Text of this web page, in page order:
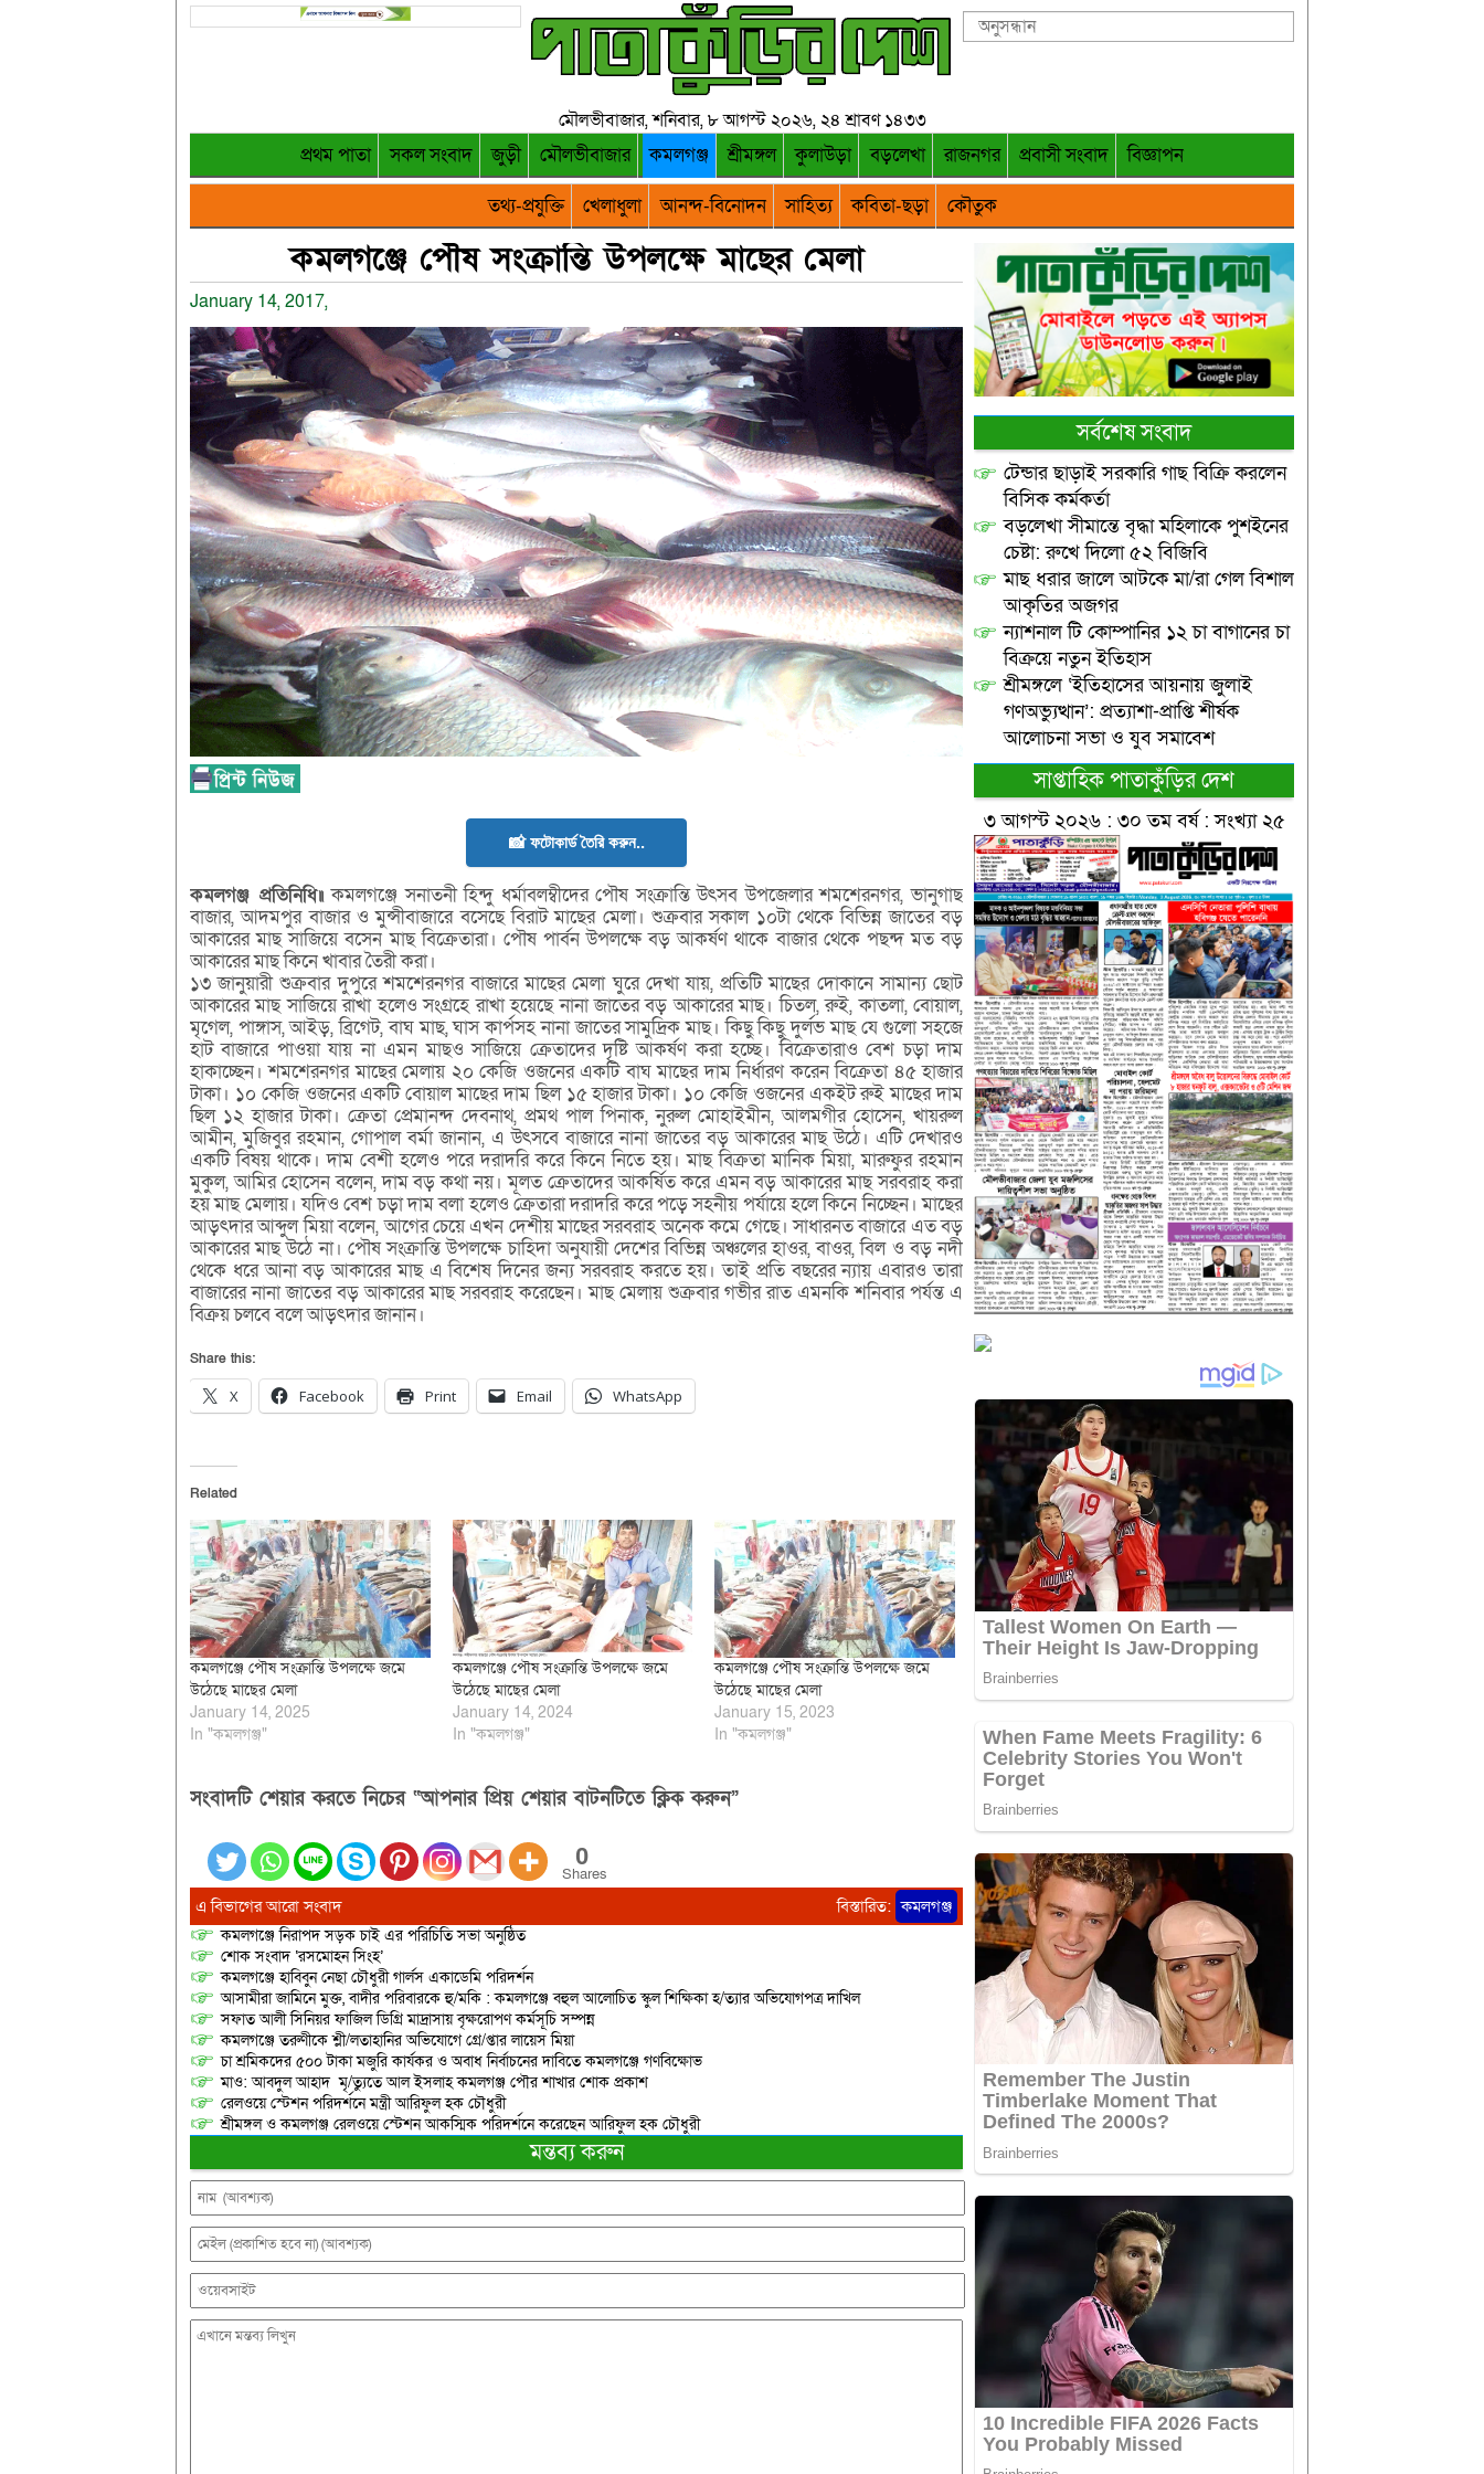
মৌলভীবাজার, শনিবার, ৮ আগস্ট ২০২৬, ২৪ শ্রাবণ ১৪৩৩
প্রথম পাতা সকল সংবাদ জুড়ী মৌলভীবাজার কমলগঞ্জ শ্রীমঙ্গল কুলাউড়া বড়লেখা রাজনগর প্রবাসী সংবাদ
বিজ্ঞাপন
তথ্য-প্রযুক্তি
খেলাধুলা আনন্দ-বিনোদন সাহিত্য কবিতা-ছড়া কৌতুক
কমলগঞ্জে পৌষ সংক্রান্তি উপলক্ষে মাছের মেলা
January 14, 2017,
📸 ফটোকার্ড তৈরি করুন..
কমলগঞ্জ প্রতিনিধি॥কমলগঞ্জে সনাতনী হিন্দু ধর্মাবলম্বীদের পৌষ সংক্রান্তি উৎসব উপজেলার শমশেরনগর, ভানুগাছ
বাজার, আদমপুর বাজার ও মুন্সীবাজারে বসেছে বিরাট মাছের মেলা। শুক্রবার সকাল ১০টা থেকে বিভিন্ন জাতের বড়
আকারের মাছ সাজিয়ে বসেন মাছ বিক্রেতারা। পৌষ পার্বন উপলক্ষে বড় আকর্ষণ থাকে বাজার থেকে পছন্দ মত বড়
আকারের মাছ কিনে খাবার তৈরী করা।
১৩ জানুয়ারী শুক্রবার দুপুরে শমশেরনগর বাজারে মাছের মেলা ঘুরে দেখা যায়, প্রতিটি মাছের দোকানে সামান্য ছোট
আকারের মাছ সাজিয়ে রাখা হলেও সংগ্রহে রাখা হয়েছে নানা জাতের বড় আকারের মাছ। চিতল, রুই, কাতলা, বোয়াল,
মৃগেল, পাঙ্গাস, আইড়, ব্রিগেট, বাঘ মাছ, ঘাস কার্পসহ নানা জাতের সামুদ্রিক মাছ। কিছু কিছু দুর্লভ মাছ যে গুলো সহজে
হাট বাজারে পাওয়া যায় না এমন মাছও সাজিয়ে ক্রেতাদের দৃষ্টি আকর্ষণ করা হচ্ছে। বিক্রেতারাও বেশ চড়া দাম
হাকাচ্ছেন। শমশেরনগর মাছের মেলায় ২০ কেজি ওজনের একটি বাঘ মাছের দাম নির্ধারণ করেন বিক্রেতা ৪৫ হাজার
টাকা। ১০ কেজি ওজনের একটি বোয়াল মাছের দাম ছিল ১৫ হাজার টাকা। ১০ কেজি ওজনের একইট রুই মাছের দাম
ছিল ১২ হাজার টাকা। ক্রেতা প্রেমানন্দ দেবনাথ, প্রমথ পাল পিনাক, নুরুল মোহাইমীন, আলমগীর হোসেন, খায়রুল
আমীন, মুজিবুর রহমান, গোপাল বর্মা জানান, এ উৎসবে বাজারে নানা জাতের বড় আকারের মাছ উঠে। এটি দেখারও
একটি বিষয় থাকে। দাম বেশী হলেও পরে দরাদরি করে কিনে নিতে হয়। মাছ বিক্রতা মানিক মিয়া, মারুফুর রহমান
মুকুল, আমির হোসেন বলেন, দাম বড় কথা নয়। মূলত ক্রেতাদের আকর্ষিত করে এমন বড় আকারের মাছ সরবরাহ করা
হয় মাছ মেলায়। যদিও বেশ চড়া দাম বলা হলেও ক্রেতারা দরাদরি করে পড়ে সহনীয় পর্যায়ে হলে কিনে নিচ্ছেন। মাছের
আড়ৎদার আব্দুল মিয়া বলেন, আগের চেয়ে এখন দেশীয় মাছের সরবরাহ অনেক কমে গেছে। সাধারনত বাজারে এত বড়
আকারের মাছ উঠে না। পৌষ সংক্রান্তি উপলক্ষে চাহিদা অনুযায়ী দেশের বিভিন্ন অঞ্চলের হাওর, বাওর, বিল ও বড় নদী
থেকে ধরে আনা বড় আকারের মাছ এ বিশেষ দিনের জন্য সরবরাহ করতে হয়। তাই প্রতি বছরের ন্যায় এবারও তারা
বাজারের নানা জাতের বড় আকারের মাছ সরবরাহ করেছেন। মাছ মেলায় শুক্রবার গভীর রাত এমনকি শনিবার পর্যন্ত এ
বিক্রয় চলবে বলে আড়ৎদার জানান।
Share this:
X Facebook Print Email WhatsApp
Related
কমলগঞ্জে পৌষ সংক্রান্তি উপলক্ষে জমে
উঠেছে মাছের মেলা
January 14, 2025
In "কমলগঞ্জ"
কমলগঞ্জে পৌষ সংক্রান্তি উপলক্ষে জমে
উঠেছে মাছের মেলা
January 14, 2024
In "কমলগঞ্জ"
কমলগঞ্জে পৌষ সংক্রান্তি উপলক্ষে জমে
উঠেছে মাছের মেলা
January 15, 2023
In "কমলগঞ্জ"
সংবাদটি শেয়ার করতে নিচের “আপনার প্রিয় শেয়ার বাটনটিতে ক্লিক করুন”
0
Shares
এ বিভাগের আরো সংবাদ বিস্তারিত: কমলগঞ্জ
কমলগঞ্জে নিরাপদ সড়ক চাই এর পরিচিতি সভা অনুষ্ঠিত
শোক সংবাদ ‘রসমোহন সিংহ’
কমলগঞ্জে হাবিবুন নেছা চৌধুরী গার্লস একাডেমি পরিদর্শন
আসামীরা জামিনে মুক্ত, বাদীর পরিবারকে হু/মকি : কমলগঞ্জে বহুল আলোচিত স্কুল শিক্ষিকা হ/ত্যার অভিযোগপত্র দাখিল
সফাত আলী সিনিয়র ফাজিল ডিগ্রি মাদ্রাসায় বৃক্ষরোপণ কর্মসূচি সম্পন্ন
কমলগঞ্জে তরুণীকে শ্লী/লতাহানির অভিযোগে গ্রে/প্তার লায়েস মিয়া
চা শ্রমিকদের ৫০০ টাকা মজুরি কার্যকর ও অবাধ নির্বাচনের দাবিতে কমলগঞ্জে গণবিক্ষোভ
মাও: আবদুল আহাদ মৃ/ত্যুতে আল ইসলাহ কমলগঞ্জ পৌর শাখার শোক প্রকাশ
রেলওয়ে স্টেশন পরিদর্শনে মন্ত্রী আরিফুল হক চৌধুরী
শ্রীমঙ্গল ও কমলগঞ্জ রেলওয়ে স্টেশন আকস্মিক পরিদর্শনে করেছেন আরিফুল হক চৌধুরী
মন্তব্য করুন
সর্বশেষ সংবাদ
টেন্ডার ছাড়াই সরকারি গাছ বিক্রি করলেন
বিসিক কর্মকর্তা
বড়লেখা সীমান্তে বৃদ্ধা মহিলাকে পুশইনের
চেষ্টা: রুখে দিলো ৫২ বিজিবি
মাছ ধরার জালে আটকে মা/রা গেল বিশাল
আকৃতির অজগর
ন্যাশনাল টি কোম্পানির ১২ চা বাগানের চা
বিক্রয়ে নতুন ইতিহাস
শ্রীমঙ্গলে ‘ইতিহাসের আয়নায় জুলাই
গণঅভ্যুত্থান’: প্রত্যাশা-প্রাপ্তি শীর্ষক
আলোচনা সভা ও যুব সমাবেশ
সাপ্তাহিক পাতাকুঁড়ির দেশ
৩ আগস্ট ২০২৬ : ৩০ তম বর্ষ : সংখ্যা ২৫